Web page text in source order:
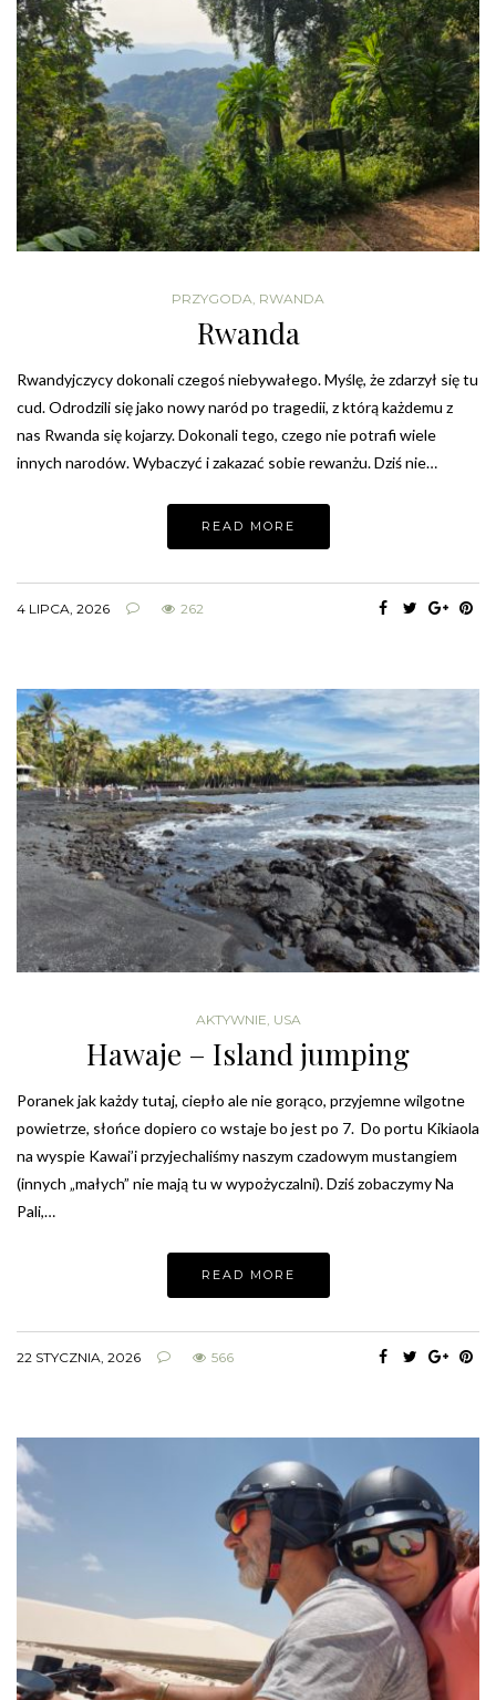
PRZYGODA RWANDA
Rwanda
Rwandyjczycy dokonali czegoś niebywałego. Myślę, że zdarzył się tu
cud. Odrodzili się jako nowy naród po tragedii, z którą każdemu z
nas Rwanda się kojarzy. Dokonali tego, czego nie potrafi wiele
innych narodów. Wybaczyć i zakazać sobie rewanżu. Dziś nie…
READ MORE
4 LIPCA, 2026 262
AKTYWNIE, USA
Hawaje – Island jumping
Poranek jak każdy tutaj, ciepło ale nie gorąco, przyjemne wilgotne
powietrze, słońce dopiero co wstaje bo jest po 7. Do portu Kikiaola
na wyspie Kawai’i przyjechaliśmy naszym czadowym mustangiem
(innych „małych” nie mają tu w wypożyczalni). Dziś zobaczymy Na
Pali,…
READ MORE
22 STYCZNIA, 2026 566